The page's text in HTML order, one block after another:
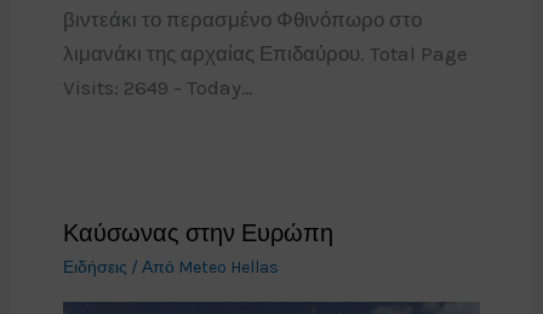
βιντεάκι το περασμένο Φθινόπωρο στο
λιμανάκι της αρχαίας Επιδαύρου. Total Page
Visits: 2649 - Today…
Καύσωνας στην Ευρώπη
Ειδήσεις / Από Meteo Hellas